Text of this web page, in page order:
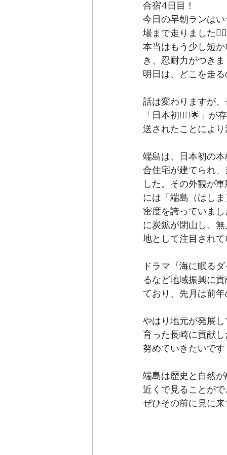
合宿4日目！
今日の早朝ランは
場まで走りました🏃‍♂️
本当はもう少し短
き、忍耐力がつき
明日は、どこを走
話は変わりますが
「日本初☝🏻️🌟」
送されたことによ
端島は、日本初の
合住宅が建てられ
した。その外観が
には「端島（はし
密度を誇っていま
に炭鉱が閉山し、
地として注目され
ドラマ『海に眠る
るなど地域振興に
ており、先月は前
やはり地元が発展
育った長崎に貢献
努めていきたいで
端島は歴史と自然
近くで見ることが
ぜひその前に見に